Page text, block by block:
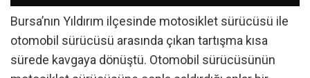
Bursa’nın Yıldırım ilçesinde motosiklet sürücüsü ile
otomobil sürücüsü arasında çıkan tartışma kısa
sürede kavgaya dönüştü. Otomobil sürücüsünün